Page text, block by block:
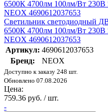
Светильник светодиодный
6500К 4700лм 100лм/Вт 230В
NEOX 4690612037653
Артикул: 4690612037653
Бренд:
NEOX
Доступно к заказу 248 шт.
Обновлено 07.08.2026
Цена:
759.36 руб. / шт.
-